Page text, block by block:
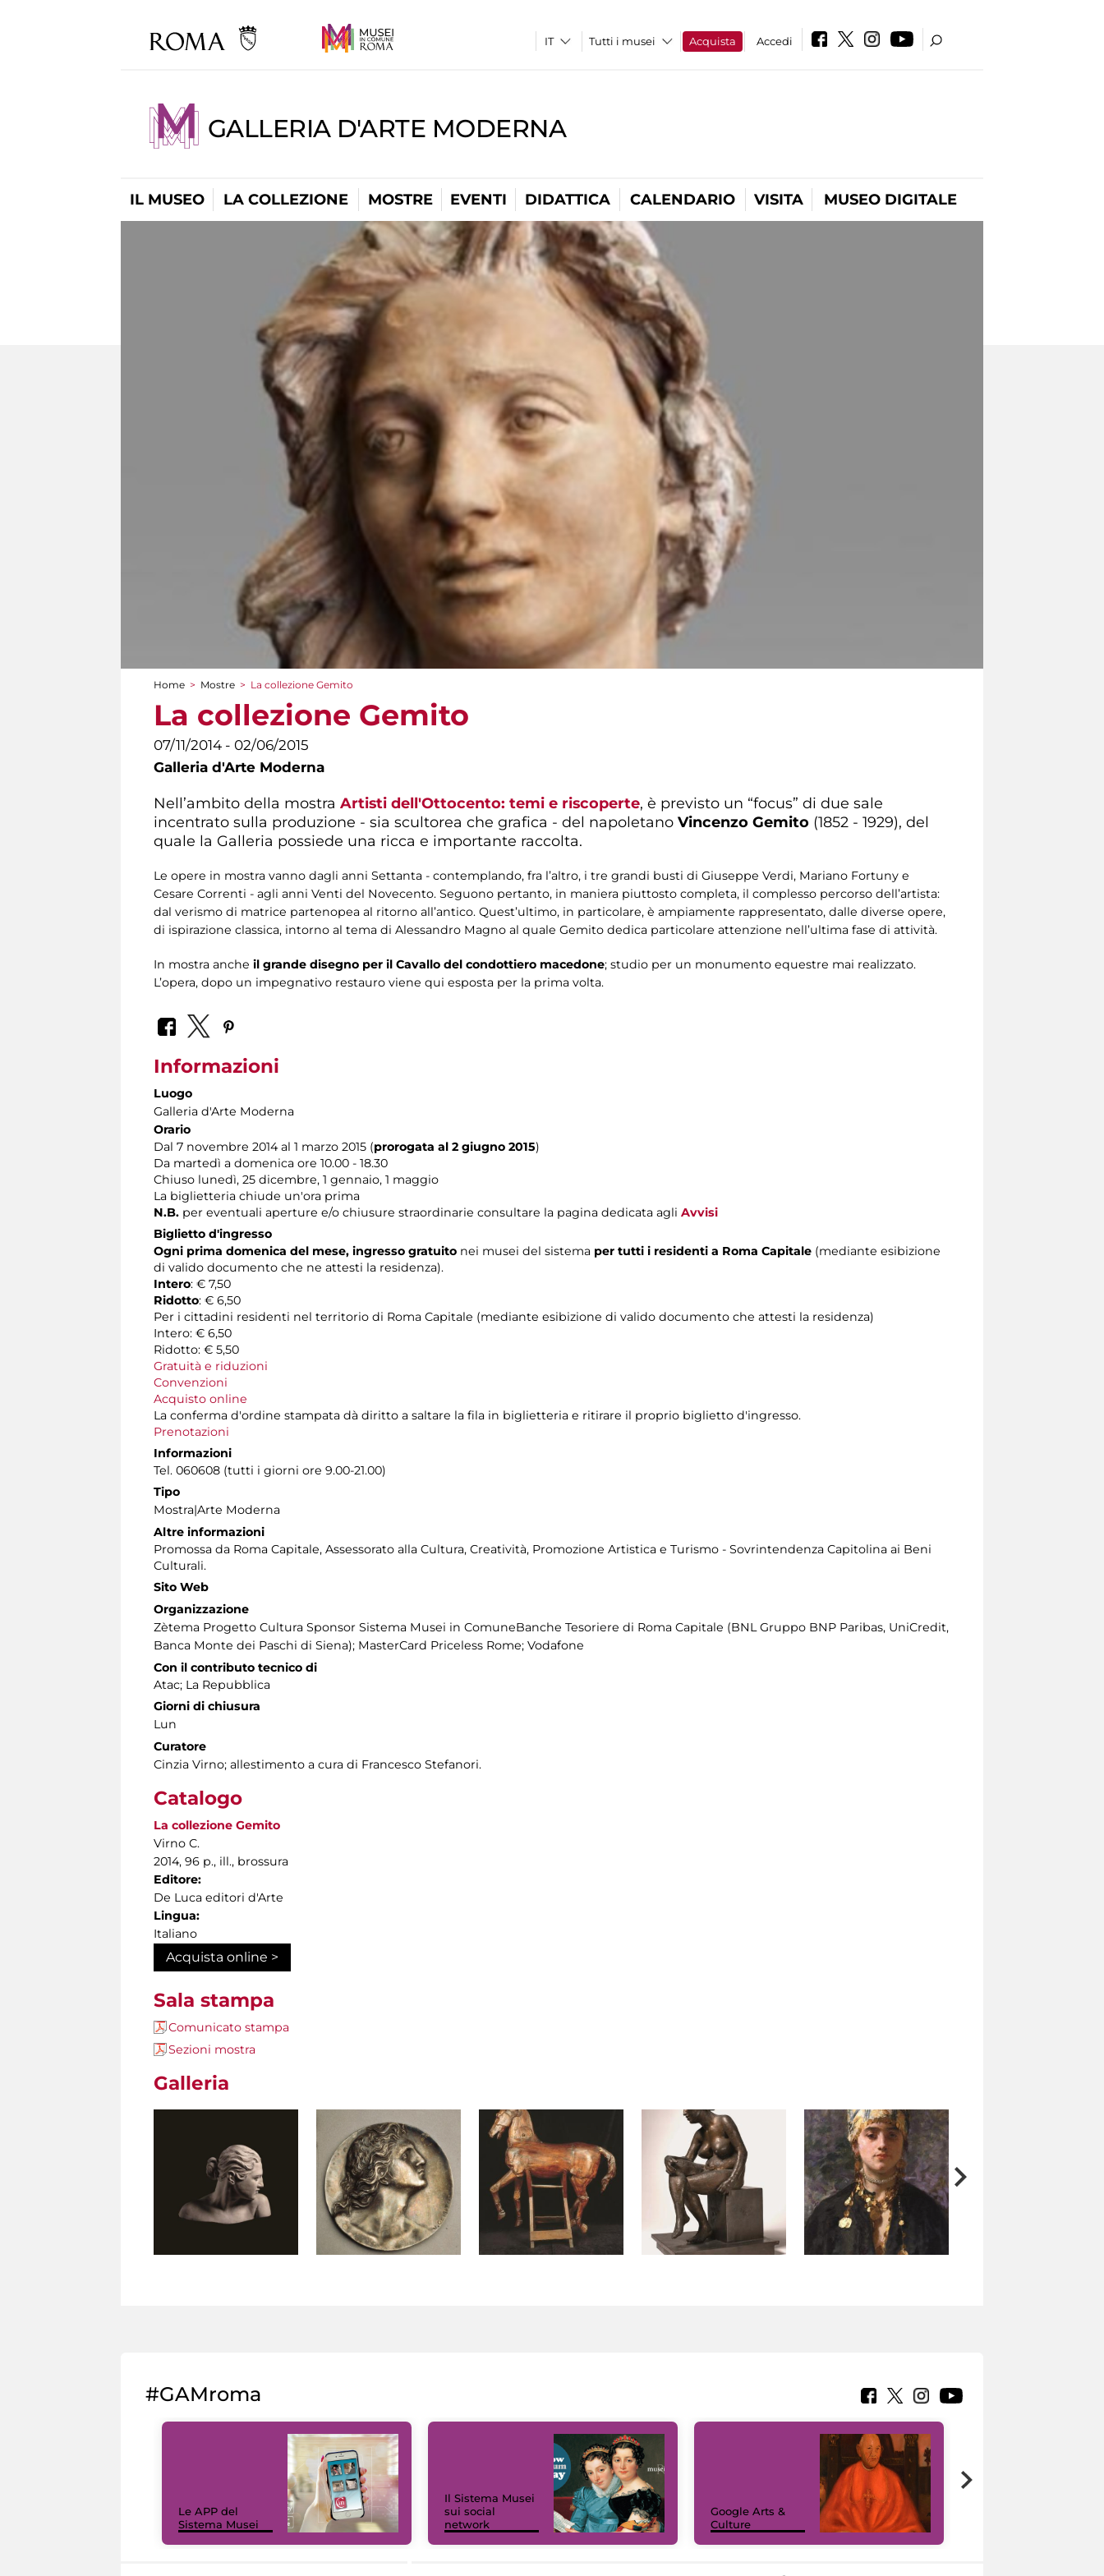
Tutti i musei Acquista Accedi
GALLERIA D'ARTE MODERNA
IL MUSEO LA COLLEZIONE MOSTRE EVENTI DIDATTICA CALENDARIO VISITA MUSEO DIGITALE
Tu sei qui
Home > Mostre > La collezione Gemito
La collezione Gemito
07/11/2014 - 02/06/2015
Galleria d'Arte Moderna
Nell’ambito della mostra Artisti dell'Ottocento: temi e riscoperte, è previsto un “focus” di due sale
incentrato sulla produzione - sia scultorea che grafica - del napoletano Vincenzo Gemito (1852 - 1929), del
quale la Galleria possiede una ricca e importante raccolta.
Le opere in mostra vanno dagli anni Settanta - contemplando, fra l’altro, i tre grandi busti di Giuseppe Verdi, Mariano Fortuny e
Cesare Correnti - agli anni Venti del Novecento. Seguono pertanto, in maniera piuttosto completa, il complesso percorso dell’artista:
dal verismo di matrice partenopea al ritorno all’antico. Quest’ultimo, in particolare, è ampiamente rappresentato, dalle diverse opere,
di ispirazione classica, intorno al tema di Alessandro Magno al quale Gemito dedica particolare attenzione nell’ultima fase di attività.
In mostra anche il grande disegno per il Cavallo del condottiero macedone; studio per un monumento equestre mai realizzato.
L’opera, dopo un impegnativo restauro viene qui esposta per la prima volta.
Informazioni
Luogo
Galleria d'Arte Moderna
Orario
Dal 7 novembre 2014 al 1 marzo 2015 (prorogata al 2 giugno 2015)
Da martedì a domenica ore 10.00 - 18.30
Chiuso lunedì, 25 dicembre, 1 gennaio, 1 maggio
La biglietteria chiude un'ora prima
N.B. per eventuali aperture e/o chiusure straordinarie consultare la pagina dedicata agli Avvisi
Biglietto d'ingresso
Ogni prima domenica del mese, ingresso gratuito nei musei del sistema per tutti i residenti a Roma Capitale (mediante esibizione
di valido documento che ne attesti la residenza).
Intero: € 7,50
Ridotto: € 6,50
Per i cittadini residenti nel territorio di Roma Capitale (mediante esibizione di valido documento che attesti la residenza)
Intero: € 6,50
Ridotto: € 5,50
Gratuità e riduzioni
Convenzioni
Acquisto online
La conferma d'ordine stampata dà diritto a saltare la fila in biglietteria e ritirare il proprio biglietto d'ingresso.
Prenotazioni
Informazioni
Tel. 060608 (tutti i giorni ore 9.00-21.00)
Tipo
Mostra|Arte Moderna
Altre informazioni
Promossa da Roma Capitale, Assessorato alla Cultura, Creatività, Promozione Artistica e Turismo - Sovrintendenza Capitolina ai Beni
Culturali.
Sito Web
Organizzazione
Zètema Progetto Cultura Sponsor Sistema Musei in ComuneBanche Tesoriere di Roma Capitale (BNL Gruppo BNP Paribas, UniCredit,
Banca Monte dei Paschi di Siena); MasterCard Priceless Rome; Vodafone
Con il contributo tecnico di
Atac; La Repubblica
Giorni di chiusura
Lun
Curatore
Cinzia Virno; allestimento a cura di Francesco Stefanori.
Catalogo
La collezione Gemito
Virno C.
2014, 96 p., ill., brossura
Editore:
De Luca editori d'Arte
Lingua:
Italiano
Acquista online >
Sala stampa
Comunicato stampa
Sezioni mostra
Galleria
#GAMroma
Le APP del
Sistema Musei
Il Sistema Musei
sui social
network
Google Arts &
Culture